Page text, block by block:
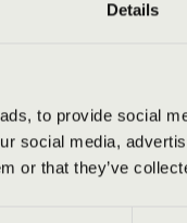
Details
to provide social
social media,
or that they’ve